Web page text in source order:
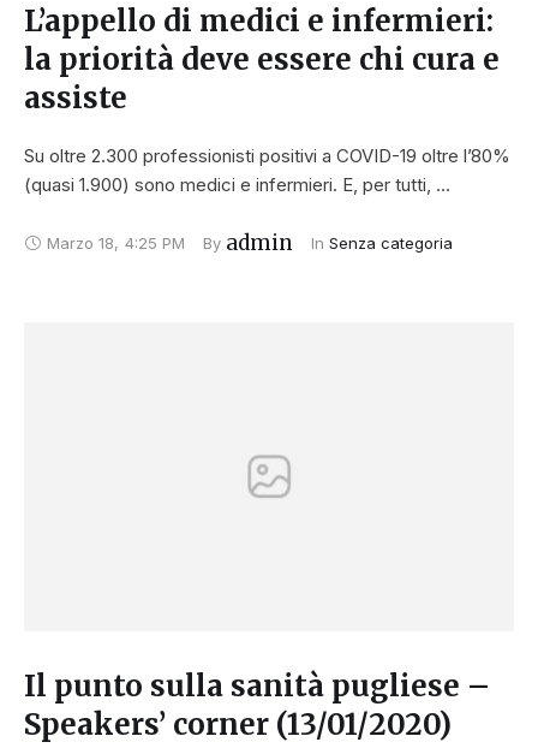
L’appello di medici e infermieri:
la priorità deve essere chi cura e
assiste
Su oltre 2.300 professionisti positivi a COVID-19 oltre l’80%
(quasi 1.900) sono medici e infermieri. E, per tutti, …
Marzo 18, 4:25 PM By admin In Senza categoria
Il punto sulla sanità pugliese –
Speakers’ corner (13/01/2020)